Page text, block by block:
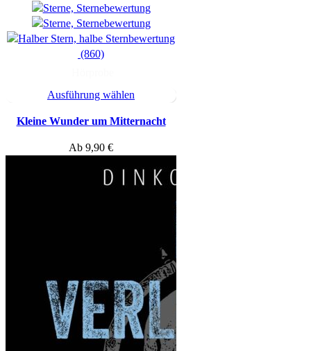
(860)
Ausführung wählen
Kleine Wunder um Mitternacht
Ab 9,90 €